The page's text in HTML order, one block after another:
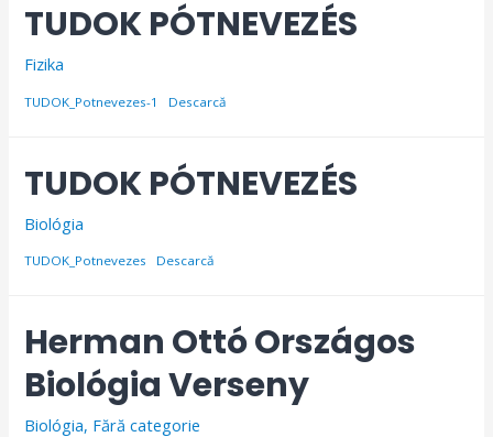
TUDOK PÓTNEVEZÉS
Fizika
TUDOK_Potnevezes-1 Descarcă
TUDOK PÓTNEVEZÉS
Biológia
TUDOK_Potnevezes Descarcă
Herman Ottó Országos
Biológia Verseny
Biológia, Fără categorie